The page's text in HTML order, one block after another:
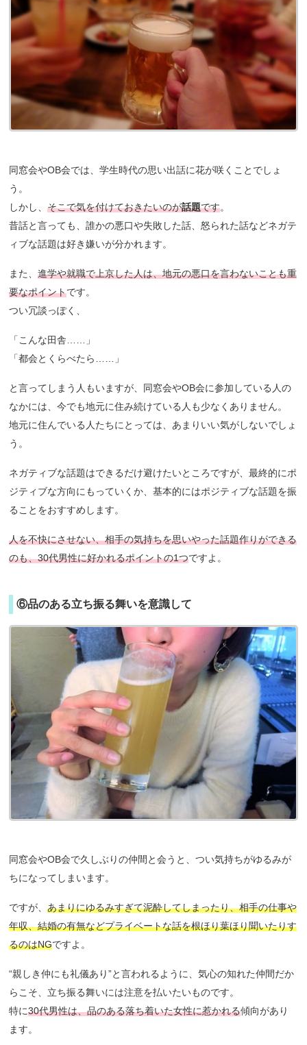
同窓会やOB会では、学生時代の思い出話に花が咲くことでしょ
う。
しかし、そこで気を付けておきたいのが話題です。
昔話と言っても、誰かの悪口や失敗した話、怒られた話などネガテ
ィブな話題は好き嫌いが分かれます。
また、進学や就職で上京した人は、地元の悪口を言わないことも重
要なポイントです。
つい冗談っぽく、
「こんな田舎……」
「都会とくらべたら……」
と言ってしまう人もいますが、同窓会やOB会に参加している人の
なかには、今でも地元に住み続けている人も少なくありません。
地元に住んでいる人たちにとっては、あまりいい気がしないでしょ
う。
ネガティブな話題はできるだけ避けたいところですが、最終的にポ
ジティブな方向にもっていくか、基本的にはポジティブな話題を振
ることをおすすめします。
人を不快にさせない、相手の気持ちを思いやった話題作りができる
のも、30代男性に好かれるポイントの1つですよ。
⑥品のある立ち振る舞いを意識して
同窓会やOB会で久しぶりの仲間と会うと、つい気持ちがゆるみが
ちになってしまいます。
ですが、あまりにゆるみすぎて泥酔してしまったり、相手の仕事や
年収、結婚の有無などプライベートな話を根ほり葉ほり聞いたりす
るのはNGですよ。
“親しき仲にも礼儀あり”と言われるように、気心の知れた仲間だか
らこそ、立ち振る舞いには注意を払いたいものです。
特に30代男性は、品のある落ち着いた女性に惹かれる傾向があり
ます。